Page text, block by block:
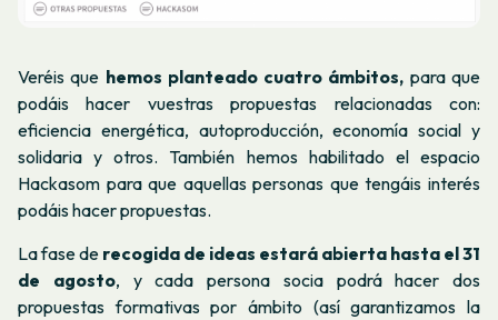
Veréis que hemos planteado cuatro ámbitos, para que
podáis hacer vuestras propuestas relacionadas con:
eficiencia energética, autoproducción, economía social y
solidaria y otros. También hemos habilitado el espacio
Hackasom para que aquellas personas que tengáis interés
podáis hacer propuestas.
La fase de recogida de ideas estará abierta hasta el 31
de agosto, y cada persona socia podrá hacer dos
propuestas formativas por ámbito (así garantizamos la